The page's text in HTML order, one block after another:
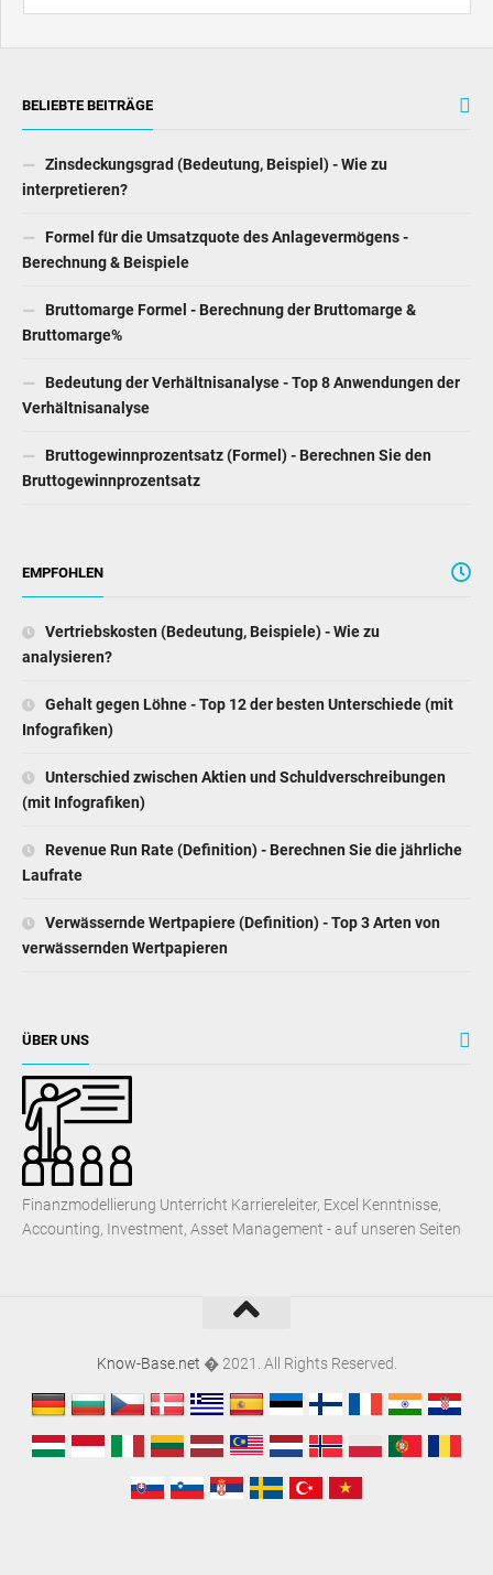
BELIEBTE BEITRÄGE
Zinsdeckungsgrad (Bedeutung, Beispiel) - Wie zu
interpretieren?
Formel für die Umsatzquote des Anlagevermögens -
Berechnung & Beispiele
Bruttomarge Formel - Berechnung der Bruttomarge &
Bruttomarge%
Bedeutung der Verhältnisanalyse - Top 8 Anwendungen der
Verhältnisanalyse
Bruttogewinnprozentsatz (Formel) - Berechnen Sie den
Bruttogewinnprozentsatz
EMPFOHLEN
Vertriebskosten (Bedeutung, Beispiele) - Wie zu
analysieren?
Gehalt gegen Löhne - Top 12 der besten Unterschiede (mit
Infografiken)
Unterschied zwischen Aktien und Schuldverschreibungen
(mit Infografiken)
Revenue Run Rate (Definition) - Berechnen Sie die jährliche
Laufrate
Verwässernde Wertpapiere (Definition) - Top 3 Arten von
verwässernden Wertpapieren
ÜBER UNS
Finanzmodellierung Unterricht Karriereleiter, Excel Kenntnisse,
Accounting, Investment, Asset Management - auf unseren Seiten
Know-Base.net � 2021. All Rights Reserved.